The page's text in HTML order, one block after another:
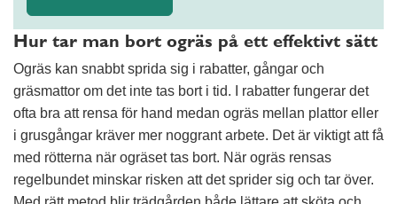
Hur tar man bort ogräs på ett effektivt sätt
Ogräs kan snabbt sprida sig i rabatter, gångar och
gräsmattor om det inte tas bort i tid. I rabatter fungerar det
ofta bra att rensa för hand medan ogräs mellan plattor eller
i grusgångar kräver mer noggrant arbete. Det är viktigt att få
med rötterna när ogräset tas bort. När ogräs rensas
regelbundet minskar risken att det sprider sig och tar över.